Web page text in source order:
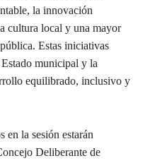
la innovación
cultura local y una mayor
Estas iniciativas
municipal y la
equilibrado, inclusivo y
en la sesión estarán
Deliberante de